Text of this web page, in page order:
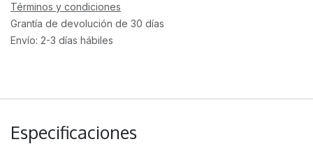
Términos y condiciones
Grantía de devolución de 30 días
Envío: 2-3 días hábiles
Especificaciones